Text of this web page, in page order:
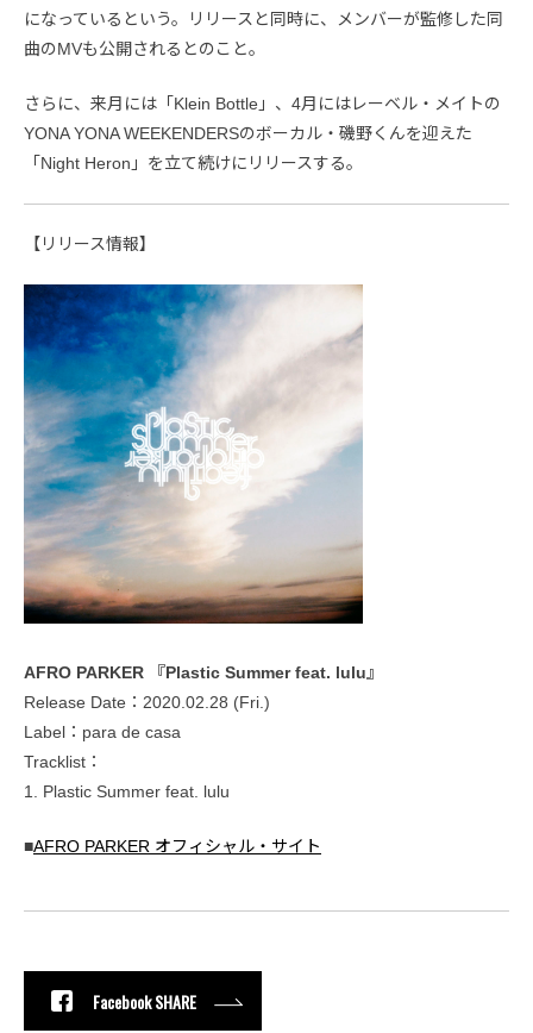
になっているという。リリースと同時に、メンバーが監修した同
曲のMVも公開されるとのこと。
さらに、来月には「Klein Bottle」、4月にはレーベル・メイトの
YONA YONA WEEKENDERSのボーカル・磯野くんを迎えた
「Night Heron」を立て続けにリリースする。
【リリース情報】
AFRO PARKER 『Plastic Summer feat. lulu』
Release Date：2020.02.28 (Fri.)
Label：para de casa
Tracklist：
1. Plastic Summer feat. lulu
■AFRO PARKER オフィシャル・サイト
Facebook SHARE